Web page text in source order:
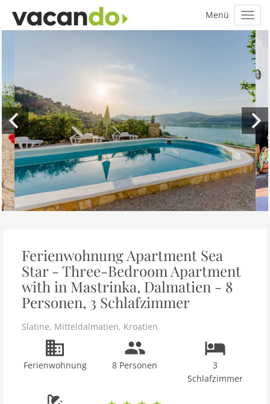
Ferienwohnung Apartment Sea
Star - Three-Bedroom Apartment
with in Mastrinka, Dalmatien - 8
Personen, 3 Schlafzimmer
Slatine, Mitteldalmatien, Kroatien
Ferienwohnung 8 Personen
3
Schlafzimmer